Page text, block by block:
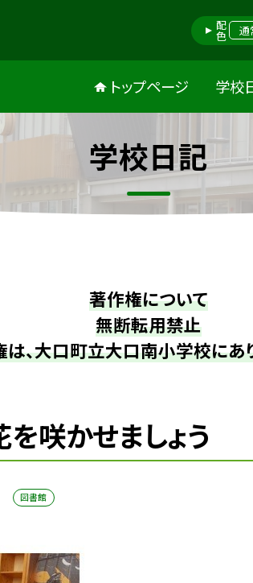
配色 通
トップページ 学校
学校日記
著作権について
無断転用禁止
、大口町立大口南小学校にあ
咲かせましょう
図書館